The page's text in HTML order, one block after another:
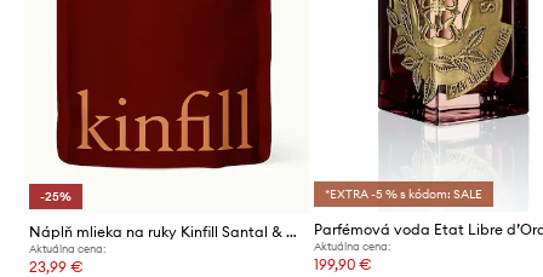
-25%
Náplň mlieka na ruky Kinfill Santal & Ceda 500 ml
Aktuálna cena:
23,99 €
*EXTRA -5 % s kódom: SALE
Aktuálna cena:
199,90 €